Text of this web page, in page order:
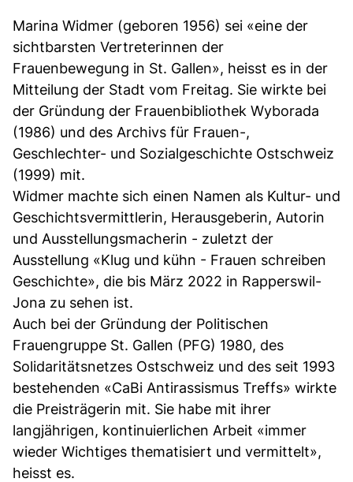
Marina Widmer (geboren 1956) sei «eine der
sichtbarsten Vertreterinnen der
Frauenbewegung in St. Gallen», heisst es in der
Mitteilung der Stadt vom Freitag. Sie wirkte bei
der Gründung der Frauenbibliothek Wyborada
(1986) und des Archivs für Frauen-,
Geschlechter- und Sozialgeschichte Ostschweiz
(1999) mit.
Widmer machte sich einen Namen als Kultur- und
Geschichtsvermittlerin, Herausgeberin, Autorin
und Ausstellungsmacherin - zuletzt der
Ausstellung «Klug und kühn - Frauen schreiben
Geschichte», die bis März 2022 in Rapperswil-
Jona zu sehen ist.
Auch bei der Gründung der Politischen
Frauengruppe St. Gallen (PFG) 1980, des
Solidaritätsnetzes Ostschweiz und des seit 1993
bestehenden «CaBi Antirassismus Treffs» wirkte
die Preisträgerin mit. Sie habe mit ihrer
langjährigen, kontinuierlichen Arbeit «immer
wieder Wichtiges thematisiert und vermittelt»,
heisst es.